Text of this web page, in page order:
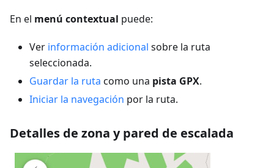
En el menú contextual puede:
Ver información adicional sobre la ruta
seleccionada.
Guardar la ruta como una pista GPX.
Iniciar la navegación por la ruta.
Detalles de zona y pared de escalada